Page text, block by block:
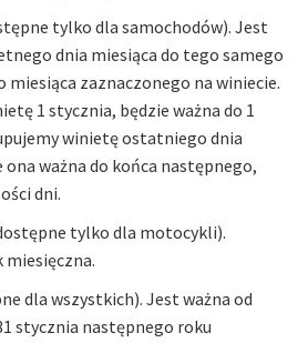
tylko dla samochodów). Jest
dnia miesiąca do tego samego
miesiąca zaznaczonego na winiecie.
1 stycznia, będzie ważna do 1
winietę ostatniego dnia
ona ważna do końca następnego,
dni.
tylko dla motocykli).
dla wszystkich). Jest ważna od
stycznia następnego roku